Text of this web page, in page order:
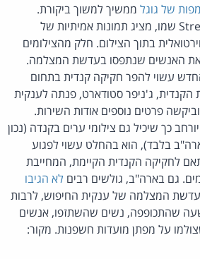
של גוגל ממשיך למשוך ביקורת.
השירות החדש, Street View שמו, מציג תמונות אמיתיות של
בתוך הצילום. חלק מהצילומים
את האנשים שנתפסו בעדשת המצלמה.
עשוי להפר חקיקה קנדית בתחום
הקנדית, ג'ניפר סטודארט, פנתה לענקית
פרטים נוספים אודות השירות.
כך שיכיל גם צילומי ערים בקנדה (נכון
בלבד), הוא בהחלט עשוי לפגוע
לחקיקה הקנדית הקיימת, המחייבת
גם בארה"ב, גולשים רבים לא הגיבו
המצלמה של ענקית החיפוש, לרבות
שהתכופפה, נשים שהשתזפו, אנשים
על מפתן מועדות חשפנות. מקור: